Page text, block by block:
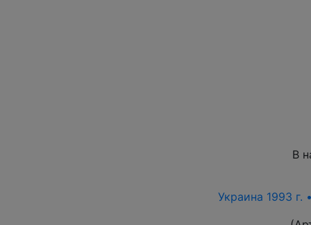
В
Украина 1993 г.